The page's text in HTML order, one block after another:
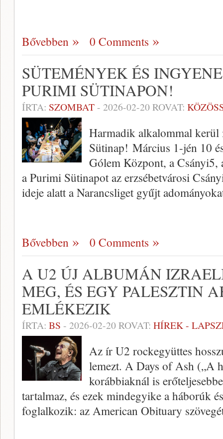
Bővebben 0 Comments
SÜTEMÉNYEK ÉS
PURIMI SÜTINAPON!
ÍRTA: SZOMBAT- 2026-02-20ROVAT:
Harmadik alkalommal kerül
Sütinap! Március 1-jén 10
Gólem Központ, a
a Purimi Sütinapot az erzsébetvárosi
ideje alatt a Narancsliget gyűjt
Bővebben 0 Comments
A U2 ÚJ ALBUMÁN
MEG, ÉS EGY PALESZTIN
EMLÉKEZIK
ÍRTA: BS - 2026-02-20ROVAT: HÍREK -
Az ír U2 rockegyüttes
lemezt. A Days of Ash („A
korábbiaknál is
tartalmaz, és ezek mindegyike a háborúk
foglalkozik: az American Obituary